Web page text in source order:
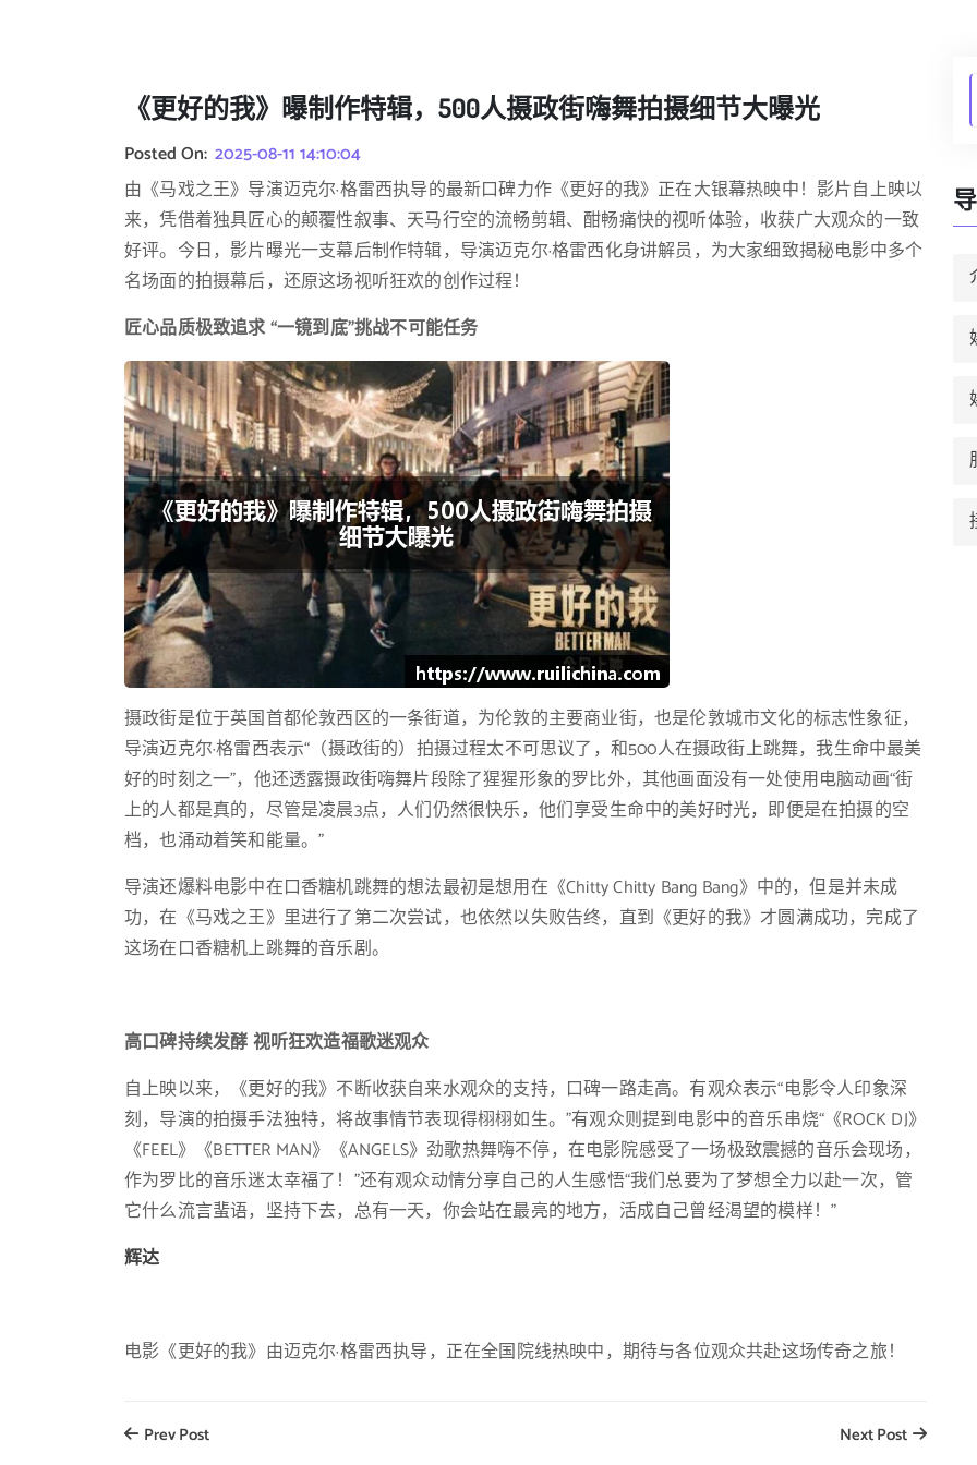
《更好的我》曝制作特辑，500人摄政街嗨舞拍摄细节大曝光
Posted On: 2025-08-11 14:10:04
由《马戏之王》导演迈克尔·格雷西执导的最新口碑力作《更好的我》正在大银幕热映中！影片自上映以
来，凭借着独具匠心的颠覆性叙事、天马行空的流畅剪辑、酣畅痛快的视听体验，收获广大观众的一致
好评。今日，影片曝光一支幕后制作特辑，导演迈克尔·格雷西化身讲解员，为大家细致揭秘电影中多个
名场面的拍摄幕后，还原这场视听狂欢的创作过程！
匠心品质极致追求 “一镜到底”挑战不可能任务
摄政街是位于英国首都伦敦西区的一条街道，为伦敦的主要商业街，也是伦敦城市文化的标志性象征，
导演迈克尔·格雷西表示“（摄政街的）拍摄过程太不可思议了，和500人在摄政街上跳舞，我生命中最美
好的时刻之一”，他还透露摄政街嗨舞片段除了猩猩形象的罗比外，其他画面没有一处使用电脑动画“街
上的人都是真的，尽管是凌晨3点，人们仍然很快乐，他们享受生命中的美好时光，即便是在拍摄的空
档，也涌动着笑和能量。”
导演还爆料电影中在口香糖机跳舞的想法最初是想用在《Chitty Chitty Bang Bang》中的，但是并未成
功，在《马戏之王》里进行了第二次尝试，也依然以失败告终，直到《更好的我》才圆满成功，完成了
这场在口香糖机上跳舞的音乐剧。
高口碑持续发酵 视听狂欢造福歌迷观众
自上映以来，《更好的我》不断收获自来水观众的支持，口碑一路走高。有观众表示“电影令人印象深
刻，导演的拍摄手法独特，将故事情节表现得栩栩如生。”有观众则提到电影中的音乐串烧“《ROCK DJ》
《FEEL》《BETTER MAN》《ANGELS》劲歌热舞嗨不停，在电影院感受了一场极致震撼的音乐会现场，
作为罗比的音乐迷太幸福了！”还有观众动情分享自己的人生感悟“我们总要为了梦想全力以赴一次，管
它什么流言蜚语，坚持下去，总有一天，你会站在最亮的地方，活成自己曾经渴望的模样！”
辉达
电影《更好的我》由迈克尔·格雷西执导，正在全国院线热映中，期待与各位观众共赴这场传奇之旅！
Prev Post Next Post